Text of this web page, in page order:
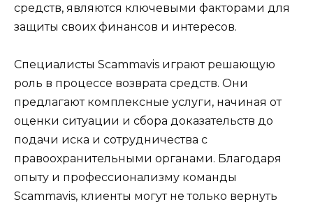
средств, являются ключевыми факторами для
защиты своих финансов и интересов.
Специалисты Scammavis играют решающую
роль в процессе возврата средств. Они
предлагают комплексные услуги, начиная от
оценки ситуации и сбора доказательств до
подачи иска и сотрудничества с
правоохранительными органами. Благодаря
опыту и профессионализму команды
Scammavis, клиенты могут не только вернуть